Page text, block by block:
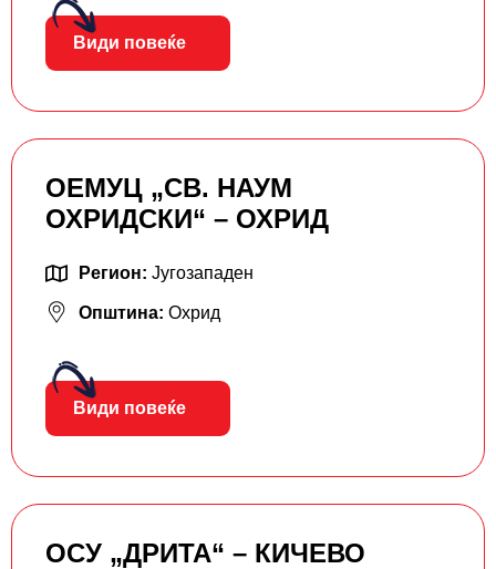
Види повеќе
ОЕМУЦ „СВ. НАУМ
ОХРИДСКИ“ – ОХРИД
Регион: Југозападен
Општина: Охрид
Види повеќе
ОСУ „ДРИТА“ – КИЧЕВО